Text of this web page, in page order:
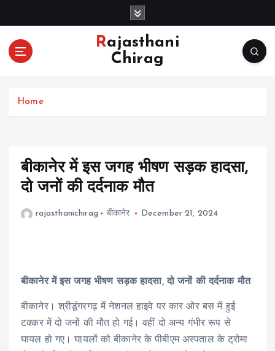
o
Rajasthani
Chirag
Home
बीकानेर में इस जगह भीषण सड़क हादसा,
दो जनों की दर्दनाक मौत
rajasthanichirag बीकानेर December 21, 2024
बीकानेर में इस जगह भीषण सड़क हादसा, दो जनों की दर्दनाक मौत
बीकानेर। श्रीडूंगरगढ़ में नेशनल हाइवे पर कार ओर बस में हुई
टक्कर में दो जनों की मौत हो गई। वहीं दो अन्य गंभीर रूप से
घायल हो गए। घायलों को बीकानेर के पीबीएम अस्पताल के ट्रोमा